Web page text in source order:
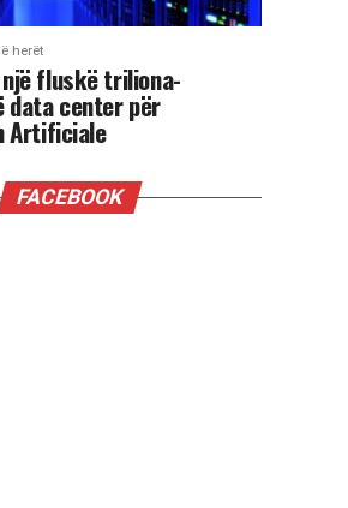
herët
fluskë triliona-
data center për
Artificiale
FACEBOOK